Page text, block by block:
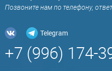
Позвоните нам по телефону,
Telegram
+7 (996) 174-